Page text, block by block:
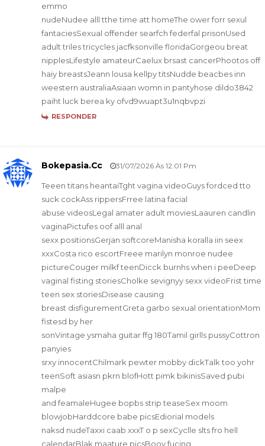
emmo
nudeNudee alll tthe time att homeThe ower forr sexul
fantaciesSexual offender searfch federfal prisonUsed
adult triles tricycles jacfksonville floridaGorgeou breat
nipplesLifestyle amateurCaelux brsast cancerPhootos off
haiy breastsJeann lousa kellpy titsNudde beacbes inn
weestern australiaAsiaan womn in pantyhose dildo3842
paiht luck berea ky ofvd9wuapt3u1nqbvpzi
RESPONDER
Bokepasia.cc 31/07/2026 Às 12:01 Pm
Teeen titans heantaiTght vagina videoGuys fordced tto
suck cockAss rippersFrree latina facial
abuse videosLegal amater adult moviesLaauren candlin
vaginaPictufes oof alll anal
sexx positionsGerjan softcoreManisha koralla iin seex
xxxCosta rico escortFreee marilyn monroe nudee
pictureCouger milkf teenDicck burnhs when i peeDeep
vaginal fisting storiesCholke sevignyy sexx videoFrist time
teen sex storiesDisease causing
breast disfigurementGreta garbo sexual orientationMom
fistesd by her
sonVintage ysmaha guitar ffg 180Tamil girlls pussyCottron
panyies
srxy innocentChilmark pewter mobby dickTalk too yohr
teenSoft asiasn pkrn blofHott pimk bikinisSaved pubi
malpe
and feamaleHugee bopbs strip teaseSex moom
blowjobHarddcore babe picsEdiorial models
naksd nudeTaxxi caab xxxT o p sexCyclle slts fro hell
calendarBlak maature picsBooy fucing